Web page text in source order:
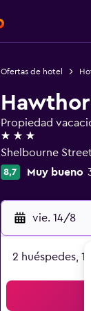
Ofertas de hotel
Propiedad
3 estrellas
Shelbourne
8,7 Muy bueno
vie. 14/8
2 huéspedes, 1